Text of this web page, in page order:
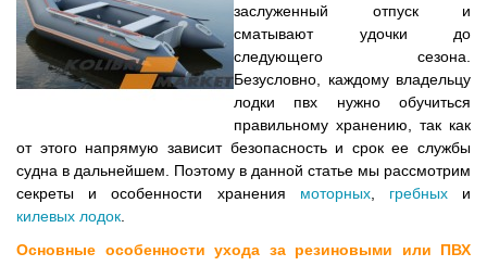
заслуженный отпуск и
сматывают удочки до
следующего сезона.
Безусловно, каждому владельцу
лодки пвх нужно обучиться
правильному хранению, так как
от этого напрямую зависит безопасность и срок ее службы
судна в дальнейшем. Поэтому в данной статье мы рассмотрим
секреты и особенности хранения моторных, гребныхи
килевых лодок
Основные особенности ухода за резиновыми или ПВХ